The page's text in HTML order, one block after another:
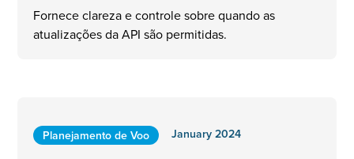
Fornece clareza e controle sobre quando as
atualizações da API são permitidas.
Planejamento de Voo
January 2024